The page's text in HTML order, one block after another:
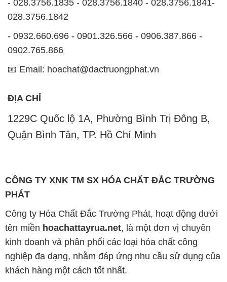
- 028.3756.1835 - 028.3756.1840 - 028.3756.1841-
028.3756.1842
- 0932.660.696 - 0901.326.566 - 0906.387.866 -
0902.765.866
📧 Email: hoachat@dactruongphat.vn
ĐỊA CHỈ
1229C Quốc lộ 1A, Phường Bình Trị Đông B,
Quận Bình Tân, TP. Hồ Chí Minh
CÔNG TY XNK TM SX HÓA CHẤT ĐẮC TRƯỜNG
PHÁT
Công ty Hóa Chất Đắc Trường Phát, hoạt động dưới
tên miền hoachattayrua.net, là một đơn vị chuyên
kinh doanh và phân phối các loại hóa chất công
nghiệp đa dạng, nhằm đáp ứng nhu cầu sử dụng của
khách hàng một cách tốt nhất.